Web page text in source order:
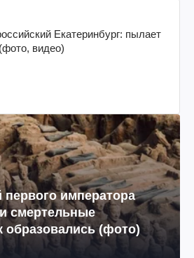
Екатеринбург: пылает
видео)
первого императора
смертельные
образовались (фото)